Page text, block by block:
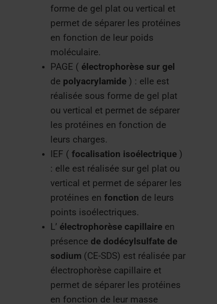
forme de gel plat ou vertical et
permet de séparer les protéines
en fonction de leur poids
moléculaire.
PAGE ( électrophorèse sur gel
de polyacrylamide ) : elle est
réalisée sous forme de gel plat
ou vertical et permet de séparer
les protéines en fonction de
leurs charges.
IEF ( focalisation isoélectrique )
: elle est réalisée sur gel plat ou
vertical et permet de séparer les
protéines en fonction de leurs
points isoélectriques.
L’ électrophorèse capillaire en
présence de dodécylsulfate de
sodium (CE-SDS) est réalisée par
électrophorèse capillaire et
permet de séparer les protéines
en fonction de leur masse